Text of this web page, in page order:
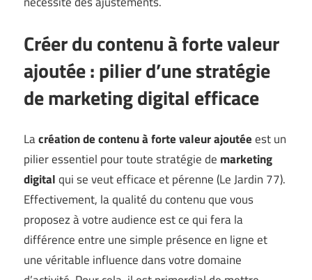
Créer du contenu à forte valeur
ajoutée : pilier d’une stratégie
de marketing digital efficace
Lacréation de contenu à forte valeur ajoutéeest un
pilier essentiel pour toute stratégie de marketing
digitalqui se veut efficace et pérenne (Le Jardin 77).
Effectivement, la qualité du contenu que vous
proposez à votre audience est ce qui fera la
différence entre une simple présence en ligne et
une véritable influence dans votre domaine